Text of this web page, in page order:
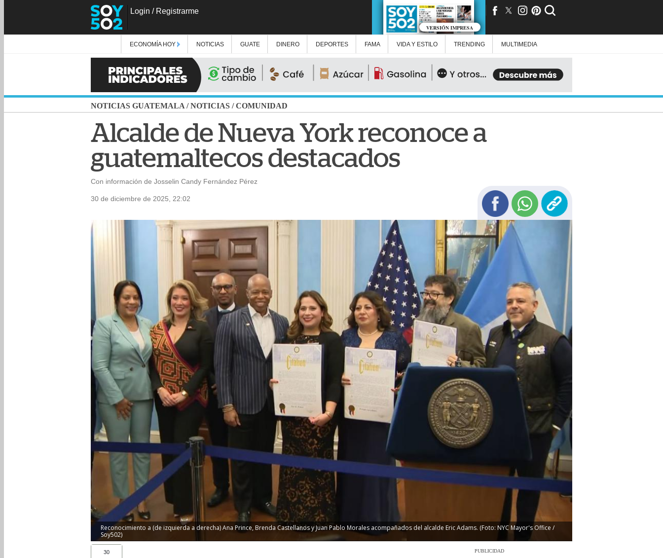
Login / Registrarme
VERSIÓN IMPRESA
ECONOMÍA HOY NOTICIAS GUATE DINERO DEPORTES FAMA VIDA Y ESTILO TRENDING MULTIMEDIA
NOTICIAS GUATEMALA /NOTICIAS /COMUNIDAD
Alcalde de Nueva York reconoce a
guatemaltecos destacados
Con información de Josselin Candy Fernández Pérez
30 de diciembre de 2025, 22:02
Reconocimiento a (de izquierda a derecha) Ana Prince, Brenda Castellanos y Juan Pablo Morales acompañados del alcalde Eric Adams. (Foto: NYC Mayor's Office /
Soy502)
30 PUBLICIDAD